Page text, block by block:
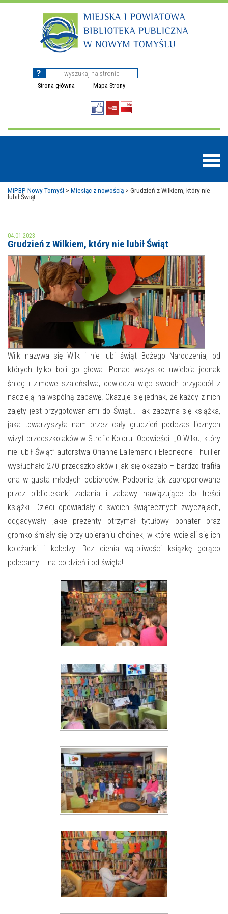
Strona główna Mapa Strony
MOJE KONTO
AKTUALNOŚCI
NAJBLIŻSZE WYDARZENIA
WYDARZENIA BIEŻĄCE
WYDARZYŁO SIĘ
NASZA OFERTA
STREFA WIEDZY O REGIONIE
STREFA KOLORU
FORMY STAŁE
NASZE FILIE
POLECANE STRONY
WYDARZENIA KULTURALNE
FOTO
E-INFORMATOR
O NAS
MiPBP Nowy Tomyśl > Miesiąc z nowością > Grudzień z Wilkiem, który nie
lubił Świąt
04.01.2023
Grudzień z Wilkiem, który nie lubił Świąt
Wilk nazywa się Wilk i nie lubi świąt Bożego Narodzenia, od
których tylko boli go głowa. Ponad wszystko uwielbia jednak
śnieg i zimowe szaleństwa, odwiedza więc swoich przyjaciół z
nadzieją na wspólną zabawę. Okazuje się jednak, że każdy z nich
zajęty jest przygotowaniami do Świąt… Tak zaczyna się książka,
jaka towarzyszyła nam przez cały grudzień podczas licznych
wizyt przedszkolaków w Strefie Koloru. Opowieści „O Wilku, który
nie lubił Świąt” autorstwa Orianne Lallemand i Eleoneone Thuillier
wysłuchało 270 przedszkolaków i jak się okazało – bardzo trafiła
ona w gusta młodych odbiorców. Podobnie jak zaproponowane
przez bibliotekarki zadania i zabawy nawiązujące do treści
książki. Dzieci opowiadały o swoich świątecznych zwyczajach,
odgadywały jakie prezenty otrzymał tytułowy bohater oraz
gromko śmiały się przy ubieraniu choinek, w które wcielali się ich
koleżanki i koledzy. Bez cienia wątpliwości książkę gorąco
polecamy – na co dzień i od święta!